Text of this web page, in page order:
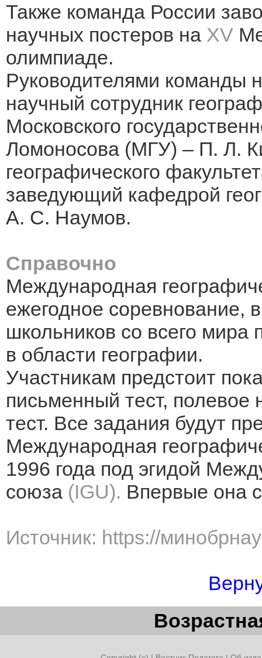
Также команда России
научных постеров на XV
олимпиаде.
Руководителями команды
научный сотрудник
Московского
Ломоносова (МГУ) – П. Л.
географического
заведующий кафедрой
А. С. Наумов.
Справочно
Международная
ежегодное соревнование,
школьников со всего мира
в области географии.
Участникам предстоит
письменный тест,
тест. Все задания будут
Международная
1996 года под эгидой
союза (IGU). Впервые она
Источник: https://